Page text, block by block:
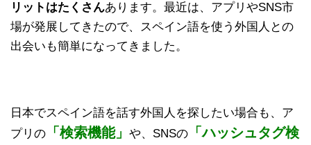
リットはたくさんあります。最近は、アプリやSNS市
場が発展してきたので、スペイン語を使う外国人との
出会いも簡単になってきました。
日本でスペイン語を話す外国人を探したい場合も、ア
プリの 「検索機能」 や、SNSの 「ハッシュタグ検